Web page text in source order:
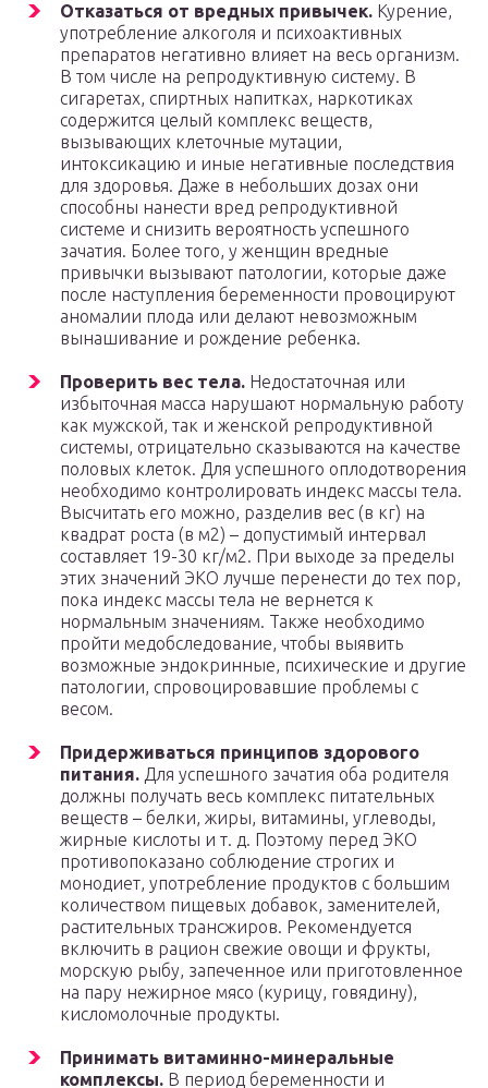
Отказаться от вредных привычек. Курение,
употребление алкоголя и психоактивных
препаратов негативно влияет на весь организм.
В том числе на репродуктивную систему. В
сигаретах, спиртных напитках, наркотиках
содержится целый комплекс веществ,
вызывающих клеточные мутации,
интоксикацию и иные негативные последствия
для здоровья. Даже в небольших дозах они
способны нанести вред репродуктивной
системе и снизить вероятность успешного
зачатия. Более того, у женщин вредные
привычки вызывают патологии, которые даже
после наступления беременности провоцируют
аномалии плода или делают невозможным
вынашивание и рождение ребенка.
Проверить вес тела. Недостаточная или
избыточная масса нарушают нормальную работу
как мужской, так и женской репродуктивной
системы, отрицательно сказываются на качестве
половых клеток. Для успешного оплодотворения
необходимо контролировать индекс массы тела.
Высчитать его можно, разделив вес (в кг) на
квадрат роста (в м2) – допустимый интервал
составляет 19-30 кг/м2. При выходе за пределы
этих значений ЭКО лучше перенести до тех пор,
пока индекс массы тела не вернется к
нормальным значениям. Также необходимо
пройти медобследование, чтобы выявить
возможные эндокринные, психические и другие
патологии, спровоцировавшие проблемы с
весом.
Придерживаться принципов здорового
питания. Для успешного зачатия оба родителя
должны получать весь комплекс питательных
веществ – белки, жиры, витамины, углеводы,
жирные кислоты и т. д. Поэтому перед ЭКО
противопоказано соблюдение строгих и
монодиет, употребление продуктов с большим
количеством пищевых добавок, заменителей,
растительных трансжиров. Рекомендуется
включить в рацион свежие овощи и фрукты,
морскую рыбу, запеченное или приготовленное
на пару нежирное мясо (курицу, говядину),
кисломолочные продукты.
Принимать витаминно-минеральные
комплексы. В период беременности и